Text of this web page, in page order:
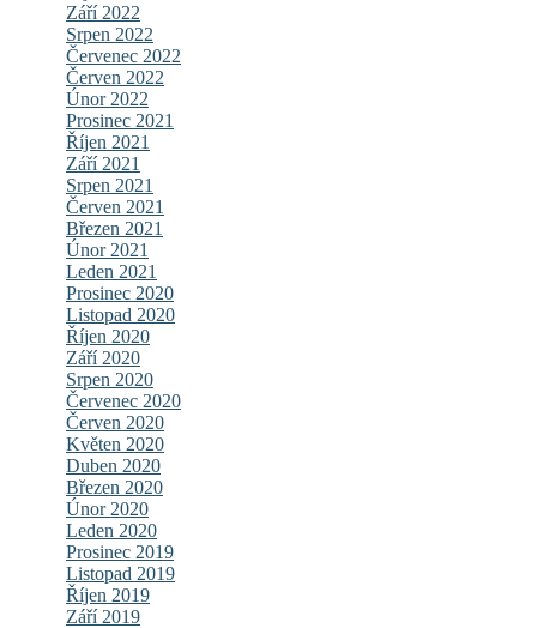
Září 2022
Srpen 2022
Červenec 2022
Červen 2022
Únor 2022
Prosinec 2021
Říjen 2021
Září 2021
Srpen 2021
Červen 2021
Březen 2021
Únor 2021
Leden 2021
Prosinec 2020
Listopad 2020
Říjen 2020
Září 2020
Srpen 2020
Červenec 2020
Červen 2020
Květen 2020
Duben 2020
Březen 2020
Únor 2020
Leden 2020
Prosinec 2019
Listopad 2019
Říjen 2019
Září 2019